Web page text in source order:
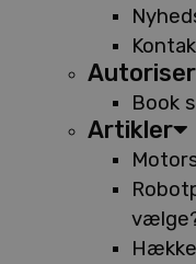
Book
Artikler